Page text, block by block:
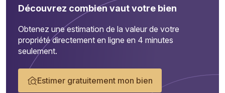
Découvrez combien vaut votre bien
Obtenez une estimation de la valeur de votre
propriété directement en ligne en 4 minutes
seulement.
Estimer gratuitement mon bien